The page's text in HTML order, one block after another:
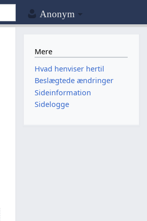
Anonym
Mere
Hvad henviser hertil
Beslægtede ændringer
Sideinformation
Sidelogge